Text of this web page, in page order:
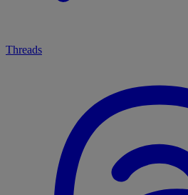
Threads